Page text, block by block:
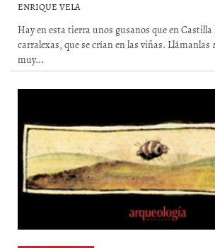
ENRIQUE VELA
Hay en esta tierra unos gusanos que en
carralexas, que se crían en las viñas. Llámanlas
muy...